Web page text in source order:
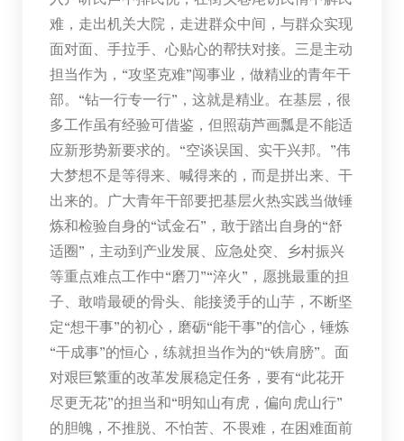
难，走出机关大院，走进群众中间，与群众实现
面对面、手拉手、心贴心的帮扶对接。三是主动
担当作为，“攻坚克难”闯事业，做精业的青年干
部。“钻一行专一行”，这就是精业。在基层，很
多工作虽有经验可借鉴，但照葫芦画瓢是不能适
应新形势新要求的。“空谈误国、实干兴邦。”伟
大梦想不是等得来、喊得来的，而是拼出来、干
出来的。广大青年干部要把基层火热实践当做锤
炼和检验自身的“试金石”，敢于踏出自身的“舒
适圈”，主动到产业发展、应急处突、乡村振兴
等重点难点工作中“磨刀”“淬火”，愿挑最重的担
子、敢啃最硬的骨头、能接烫手的山芋，不断坚
定“想干事”的初心，磨砺“能干事”的信心，锤炼
“干成事”的恒心，练就担当作为的“铁肩膀”。面
对艰巨繁重的改革发展稳定任务，要有“此花开
尽更无花”的担当和“明知山有虎，偏向虎山行”
的胆魄，不推脱、不怕苦、不畏难，在困难面前